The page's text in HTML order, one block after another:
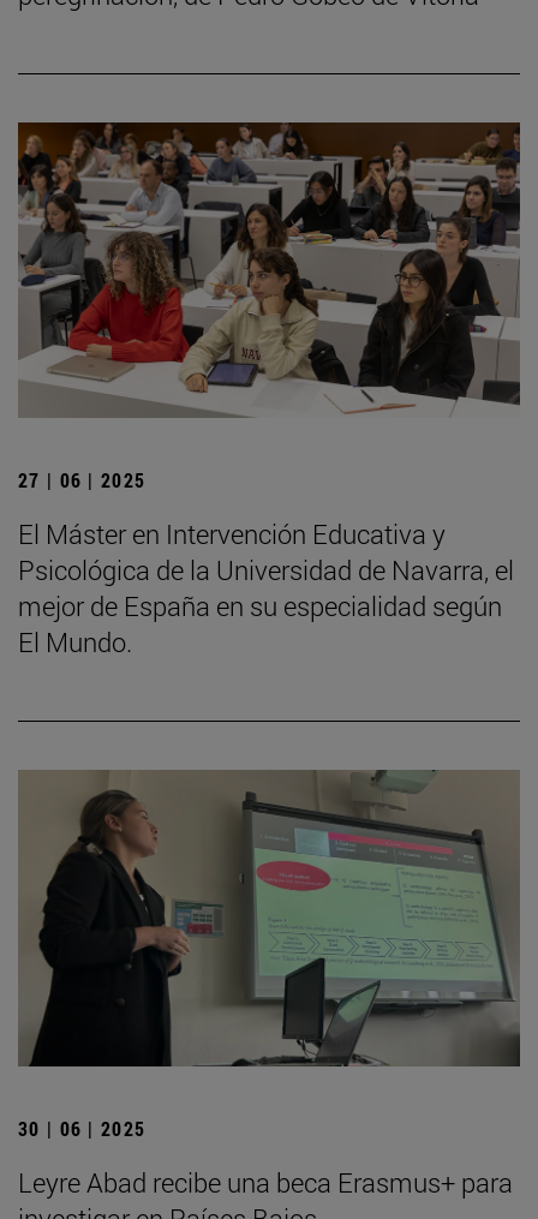
27 | 06 | 2025
El Máster en Intervención Educativa y
Psicológica de la Universidad de Navarra, el
mejor de España en su especialidad según
El Mundo.
30 | 06 | 2025
Leyre Abad recibe una beca Erasmus+ para